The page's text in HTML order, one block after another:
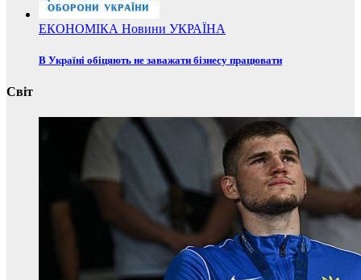
ЕКОНОМІКА Новини УКРАЇНА
В Україні обіцяють не заважати бізнесу працювати
Світ